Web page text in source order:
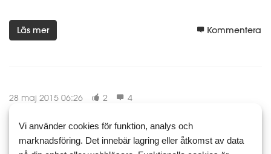
Läs mer Kommentera
28 maj 2015 06:26 2 4
vägvisare
Vi använder cookies för funktion, analys och
marknadsföring. Det innebär lagring eller åtkomst av data